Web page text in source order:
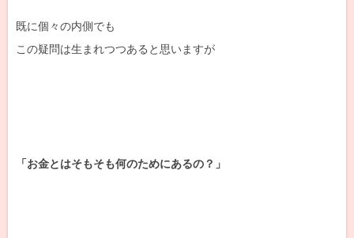
既に個々の内側でも
この疑問は生まれつつあると思いますが
「お金とはそもそも何のためにあるの？」